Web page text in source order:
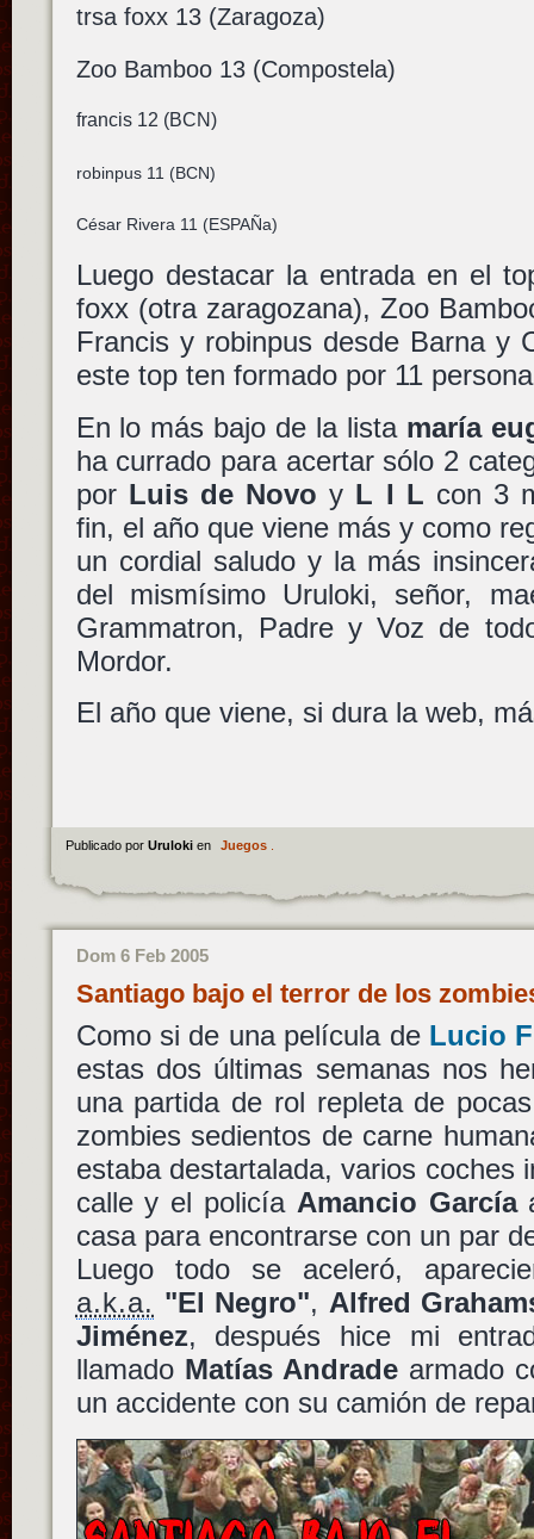
trsa foxx 13 (Zaragoza)
Zoo Bamboo 13 (Compostela)
francis 12 (BCN)
robinpus 11 (BCN)
César Rivera 11 (ESPAÑa)
Luego destacar la entrada en el
foxx (otra zaragozana), Zoo
Francis y robinpus desde Barna y
este top ten formado por 11
En lo más bajo de la lista maría
ha currado para acertar sólo 2
por Luis de Novo y L I L con 3
fin, el año que viene más y como
un cordial saludo y la más
del mismísimo Uruloki, señor,
Grammatron, Padre y Voz de
Mordor.
El año que viene, si dura la web,
Publicado por Uruloki en Juegos.
Dom 6 Feb 2005
Santiago bajo el terror de los
Como si de una película de Lucio
estas dos últimas semanas nos
una partida de rol repleta de
zombies sedientos de carne
estaba destartalada, varios coches
calle y el policía Amancio García
casa para encontrarse con un par
Luego todo se aceleró,
a.k.a. "El Negro", Alfred
Jiménez, después hice mi
llamado Matías Andradearmado
un accidente con su camión de